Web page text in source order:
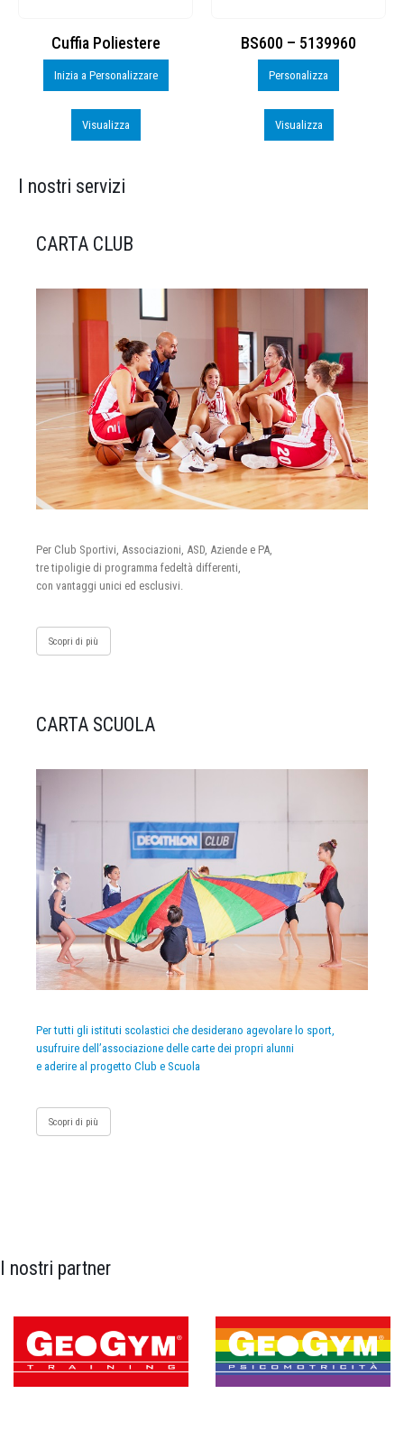
Cuffia Poliestere
Inizia a Personalizzare
Visualizza
BS600 – 5139960
Personalizza
Visualizza
I nostri servizi
CARTA CLUB
Per Club Sportivi, Associazioni, ASD, Aziende e PA,
tre tipoligie di programma fedeltà differenti,
con vantaggi unici ed esclusivi.
Scopri di più
CARTA SCUOLA
Per tutti gli istituti scolastici che desiderano agevolare lo sport,
usufruire dell’associazione delle carte dei propri alunni
e aderire al progetto Club e Scuola
Scopri di più
I nostri partner